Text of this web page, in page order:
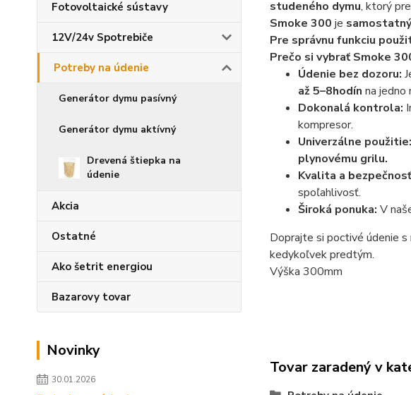
Fotovoltaické sústavy
12V/24v Spotrebiče
Potreby na údenie
Generátor dymu pasívný
Generátor dymu aktívný
Drevená štiepka na
údenie
Akcia
Ostatné
Ako šetrit energiou
Bazarovy tovar
Novinky
30.01.2026
studeného dymu, ktorý
Smoke 300 je
Pre správnu funkciu
Prečo si vybrať Smoke
Údenie bez dozoru:
až 5–8hodín na jedno
Dokonalá kontrola:
kompresor.
Univerzálne použitie:
plynovému grilu.
Kvalita a
spoľahlivosť.
Široká ponuka: V
Doprajte si poctivé údenie
kedykoľvek predtým.
Výška 300mm
Tovar zaradený v